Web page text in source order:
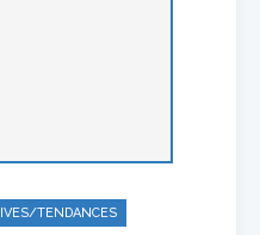
TENDANCES